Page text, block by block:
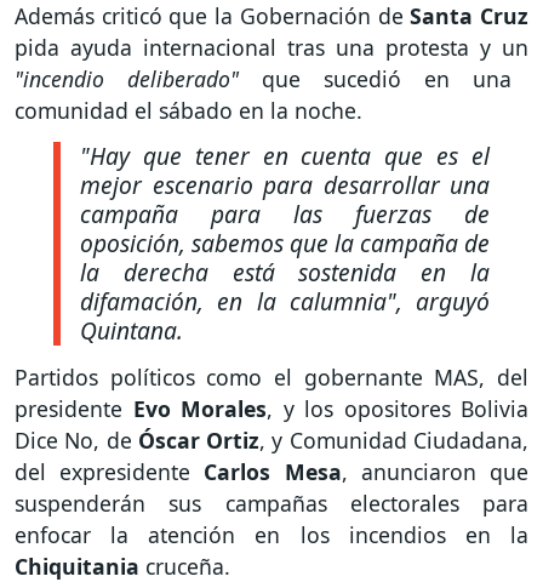
Además criticó que la Gobernación deSanta Cruz
pida ayuda internacional tras una protesta y un
"incendio deliberado" que sucedió en una
comunidad el sábado en la noche.
"Hay que tener en cuenta que es el
mejor escenario para desarrollar una
campaña para las fuerzas de
oposición, sabemos que la campaña de
la derecha está sostenida en la
difamación, en la calumnia", arguyó
Quintana.
Partidos políticos como el gobernante MAS, del
presidente Evo Morales, y los opositores Bolivia
Dice No, de Óscar Ortiz, y Comunidad Ciudadana,
del expresidente Carlos Mesa, anunciaron que
suspenderán sus campañas electorales para
enfocar la atención en los incendios en la
Chiquitania cruceña.